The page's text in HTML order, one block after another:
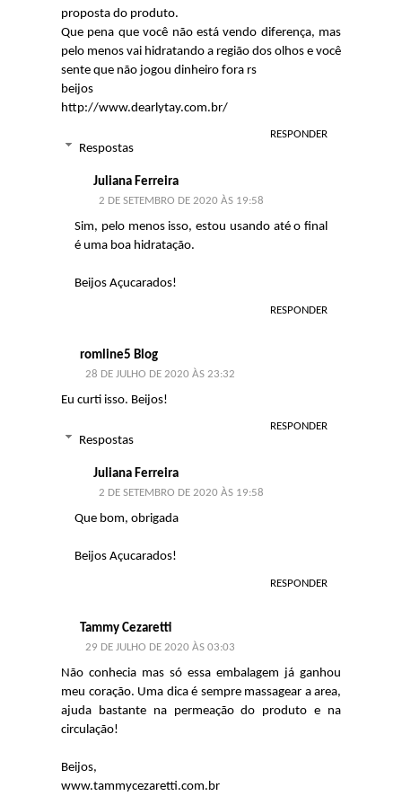
proposta do produto.
Que pena que você não está vendo diferença, mas
pelo menos vai hidratando a região dos olhos e você
sente que não jogou dinheiro fora rs
beijos
http://www.dearlytay.com.br/
RESPONDER
Respostas
Juliana Ferreira
2 DE SETEMBRO DE 2020 ÀS 19:58
Sim, pelo menos isso, estou usando até o final
é uma boa hidratação.
Beijos Açucarados!
RESPONDER
romline5 Blog
28 DE JULHO DE 2020 ÀS 23:32
Eu curti isso. Beijos!
RESPONDER
Respostas
Juliana Ferreira
2 DE SETEMBRO DE 2020 ÀS 19:58
Que bom, obrigada
Beijos Açucarados!
RESPONDER
Tammy Cezaretti
29 DE JULHO DE 2020 ÀS 03:03
Não conhecia mas só essa embalagem já ganhou
meu coração. Uma dica é sempre massagear a area,
ajuda bastante na permeação do produto e na
circulação!
Beijos,
www.tammycezaretti.com.br